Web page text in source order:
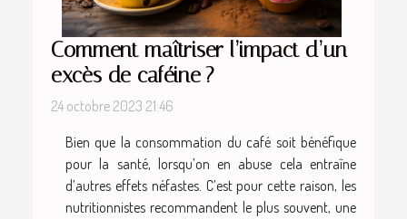
Comment maîtriser l’impact d’un
excès de caféine ?
24 octobre 2023 21:46
Bien que la consommation du café soit bénéfique
pour la santé, lorsqu’on en abuse cela entraîne
d’autres effets néfastes. C’est pour cette raison, les
nutritionnistes recommandent le plus souvent, une